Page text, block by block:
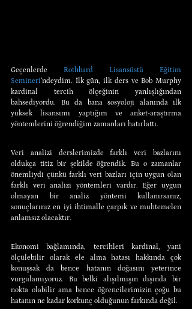
Geçenlerde Rothbard Lisansüstü Eğitim
Semineri’ndeydim. İlk gün, ilk ders ve Bob Murphy
kardinal tercih ölçeğinin yanlışlığından
bahsediyordu. Bu da bana sosyoloji alanında ilk
yüksek lisansımı yaptığım ve anket-araştırma
yöntemlerini öğrendiğim zamanları hatırlattı.
Veri analizi derslerimizde farklı veri bazlarını
oldukça titiz bir şekilde öğrendik. Bu o zamanlar
önemliydi çünkü farklı veri bazları için uygun olan
farklı veri analizi yöntemleri vardır. Eğer uygun
olmayan bir analiz yöntemi kullanırsanız,
sonuçlarınız en iyi ihtimalle çarpık ve muhtemelen
anlamsız olacaktır.
Ekonomi bağlamında, tercihleri kardinal, yani
ölçülebilir olarak ele alma hatası hakkında çok
konuşsak da bence hatanın doğasını yeterince
vurgulamıyoruz. Bu belki alışılmışın dışında bir
nokta olabilir ama bence öğrencilerimizin çoğu bu
hatanın ne kadar korkunç olduğunun farkında değil.